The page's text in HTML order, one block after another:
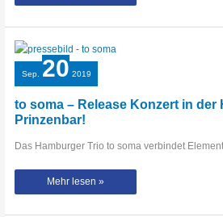
von
Prath
Sep. 20 2019
to soma – Release Konzert in der
Prinzenbar!
Das Hamburger Trio to soma verbindet
to
–
Mehr lesen »